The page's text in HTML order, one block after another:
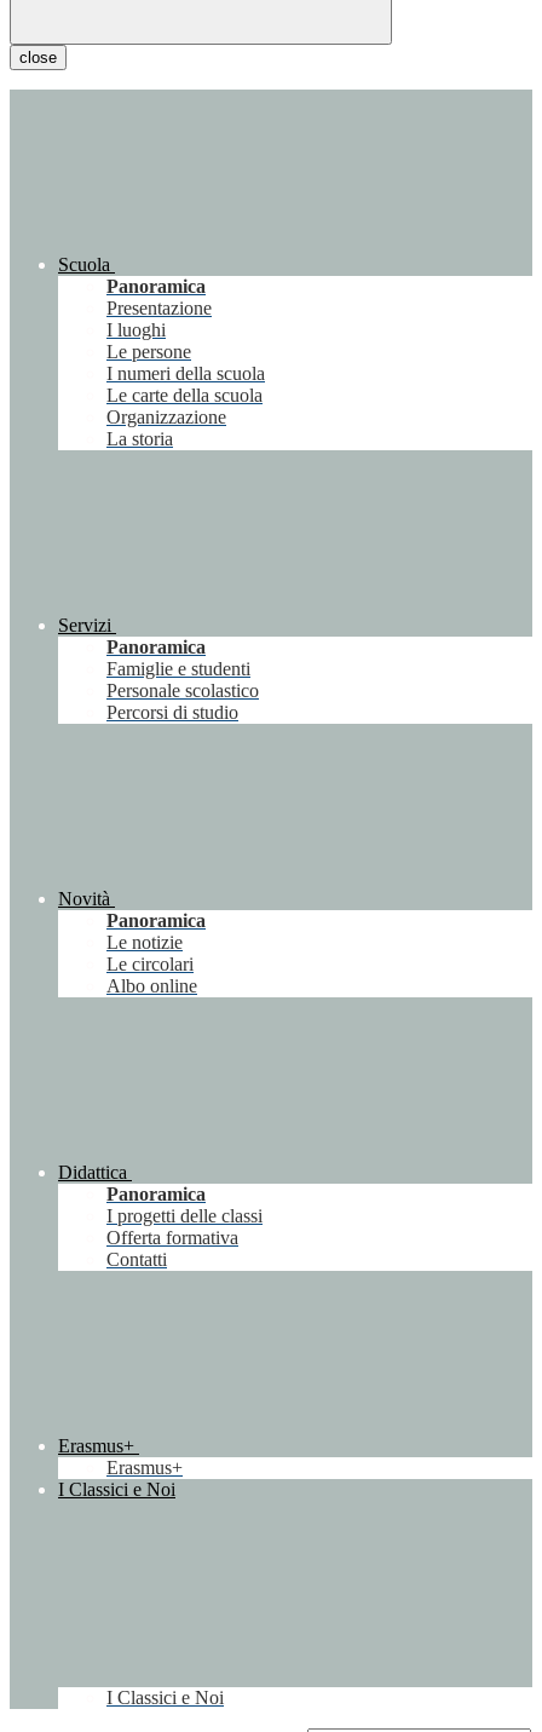
close
Scuola
Panoramica
Presentazione
I luoghi
Le persone
I numeri della scuola
Le carte della scuola
Organizzazione
La storia
Servizi
Panoramica
Famiglie e studenti
Personale scolastico
Percorsi di studio
Novità
Panoramica
Le notizie
Le circolari
Albo online
Didattica
Panoramica
I progetti delle classi
Offerta formativa
Contatti
Erasmus+
Erasmus+
I Classici e Noi
I Classici e Noi